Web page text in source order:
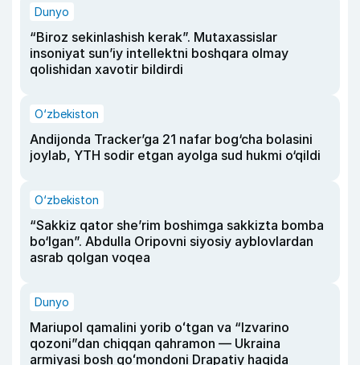
Dunyo
“Biroz sekinlashish kerak”. Mutaxassislar
insoniyat sun’iy intellektni boshqara olmay
qolishidan xavotir bildirdi
O‘zbekiston
Andijonda Tracker’ga 21 nafar bog‘cha bolasini
joylab, YTH sodir etgan ayolga sud hukmi o‘qildi
O‘zbekiston
“Sakkiz qator she’rim boshimga sakkizta bomba
bo‘lgan”. Abdulla Oripovni siyosiy ayblovlardan
asrab qolgan voqea
Dunyo
Mariupol qamalini yorib oʻtgan va “Izvarino
qozoni”dan chiqqan qahramon — Ukraina
armiyasi bosh qoʻmondoni Drapatiy haqida